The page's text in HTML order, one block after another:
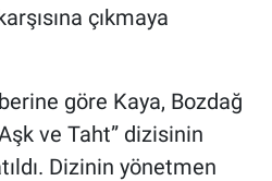
çıkmaya
göre Kaya, Bozdağ
ve Taht” dizisinin
Dizinin yönetmen